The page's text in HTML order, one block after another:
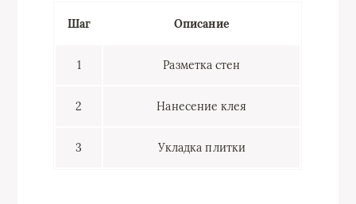
Шаг Описание
1 Разметка стен
2 Нанесение клея
3 Укладка плитки